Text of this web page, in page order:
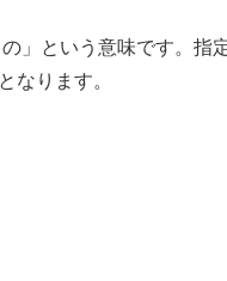
」という意味です。指
なります。